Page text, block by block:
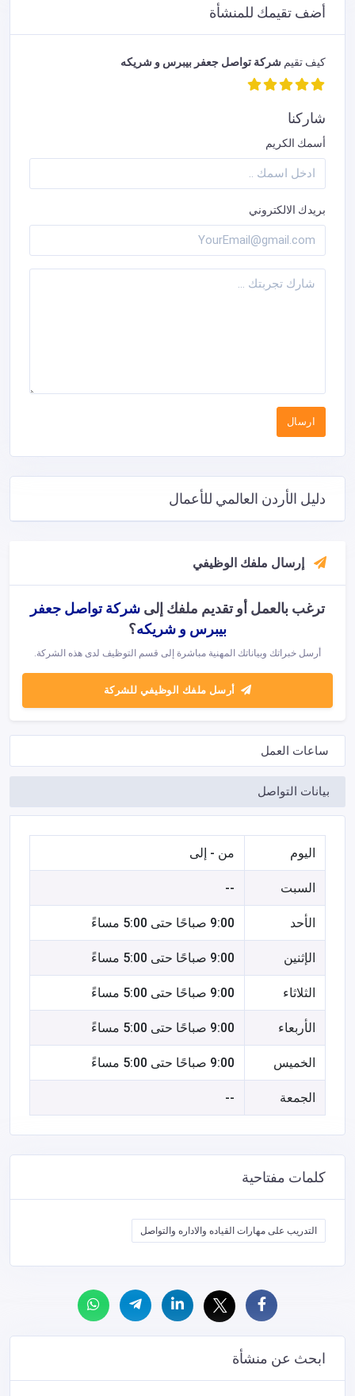
دليل الأردن العالمي للأعمال
إرسال ملفك الوظيفي
ترغب بالعمل أو تقديم ملفك إلى شركة تواصل جعفر
بيبرس و شريكه؟
أرسل خبراتك وبياناتك المهنية مباشرة إلى قسم التوظيف لدى هذه الشركة.
أرسل ملفك الوظيفي للشركة
ساعات العمل
بيانات التواصل
اليوم من - إلى
السبت --
الأحد 9:00 صباحًا حتى 5:00 مساءً
الإثنين 9:00 صباحًا حتى 5:00 مساءً
الثلاثاء 9:00 صباحًا حتى 5:00 مساءً
الأربعاء 9:00 صباحًا حتى 5:00 مساءً
الخميس 9:00 صباحًا حتى 5:00 مساءً
الجمعة --
كلمات مفتاحية
التدريب على مهارات القياده والاداره والتواصل
ابحث عن منشأة
أضف تقيمك للمنشأة
كيف تقيم شركة تواصل جعفر بيبرس و شريكه
شاركنا
أسمك الكريم
بريدك الالكتروني